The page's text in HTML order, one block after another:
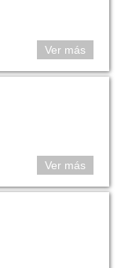
Ver más
Ver más